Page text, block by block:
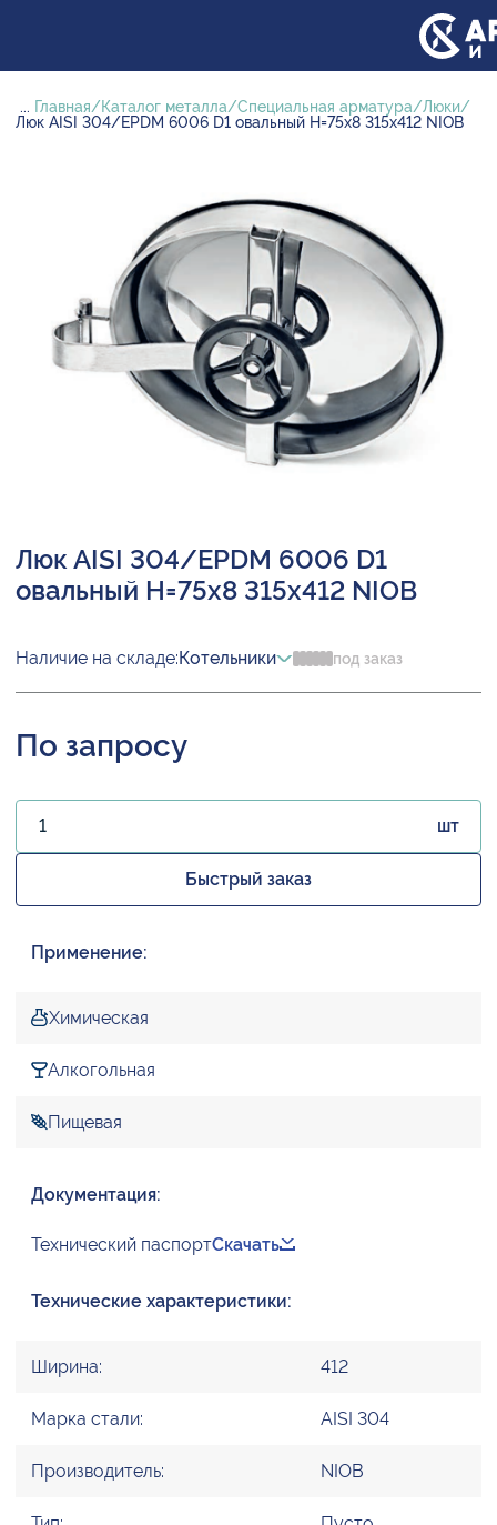
... Главная Каталог металла Специальная арматура
Люки
Люк AISI 304/EPDM 6006 D1 овальный H=75х8 315х412 NIOB
Люк AISI 304/EPDM 6006 D1
овальный H=75х8 315х412 NIOB
Наличие на складе:Котельники под заказ
По запросу
шт
Быстрый заказ
Применение:
Химическая
Алкогольная
Пищевая
Документация:
Технический паспортСкачать
Технические характеристики:
Ширина: 412
Марка стали: AISI 304
Производитель: NIOB